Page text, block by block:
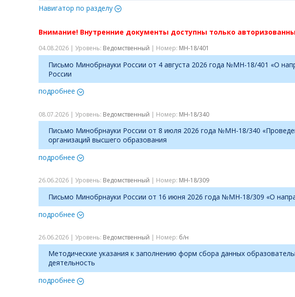
Навигатор по разделу
Внимание! Внутренние документы доступны только
04.08.2026 | Уровень: Ведомственный | Номер: МН-18/401
Письмо Минобрнауки России от 4 августа 2026 года №МН-18/401 «О
России
подробнее
08.07.2026 | Уровень: Ведомственный | Номер: МН-18/340
Письмо Минобрнауки России от 8 июля 2026 года №МН-18/340
организаций высшего образования
подробнее
26.06.2026 | Уровень: Ведомственный | Номер: МН-18/309
Письмо Минобрнауки России от 16 июня 2026 года №МН-18/309 «О
подробнее
26.06.2026 | Уровень: Ведомственный | Номер: б/н
Методические указания к заполнению форм сбора данных
деятельность
подробнее